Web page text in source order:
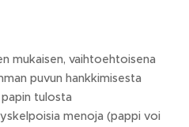
mukaisen, vaihtoehtoisena
puvun hankkimisesta
tulosta
menoja (pappi voi